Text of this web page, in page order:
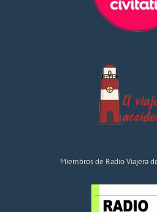
Miembros de Radio Viajera